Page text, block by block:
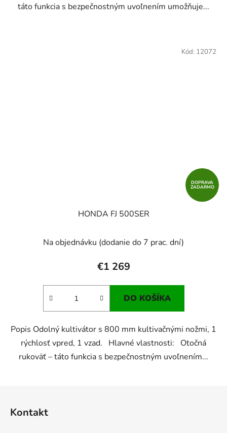
táto funkcia s bezpečnostným uvoľnením umožňuje...
DOPRAVA
ZADARMO
HONDA FJ 500SER
Na objednávku (dodanie do 7 prac. dní)
€1 269
DO KOŠÍKA
Popis Odolný kultivátor s 800 mm kultivačnými nožmi, 1
rýchlosť vpred, 1 vzad. Hlavné vlastnosti: Otočná
rukoväť – táto funkcia s bezpečnostným uvoľnením...
Kód: 12072
Kontakt